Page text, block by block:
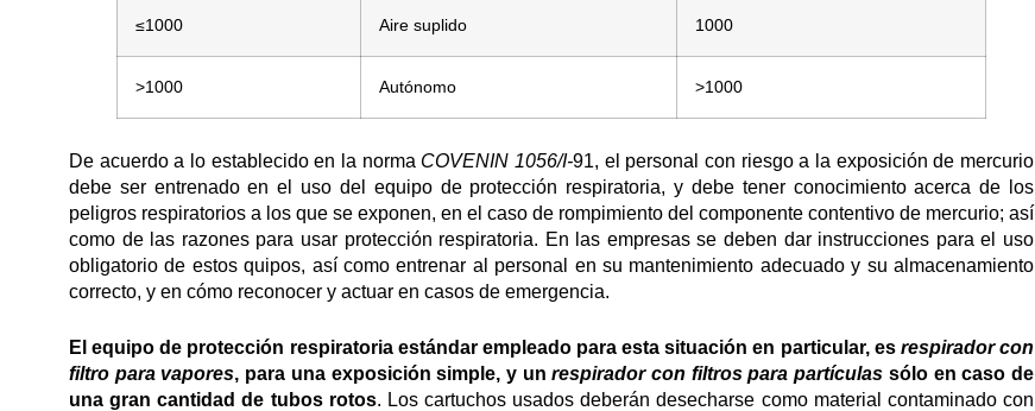
≤1000 Aire suplido 1000
>1000 Autónomo >1000
De acuerdo a lo establecido en la norma COVENIN 1056/I-91, el personal con riesgo a la exposición de mercurio
debe ser entrenado en el uso del equipo de protección respiratoria, y debe tener conocimiento acerca de los
peligros respiratorios a los que se exponen, en el caso de rompimiento del componente contentivo de mercurio; así
como de las razones para usar protección respiratoria. En las empresas se deben dar instrucciones para el uso
obligatorio de estos quipos, así como entrenar al personal en su mantenimiento adecuado y su almacenamiento
correcto, y en cómo reconocer y actuar en casos de emergencia.
El equipo de protección respiratoria estándar empleado para esta situación en particular, es respirador con
filtro para vapores, para una exposición simple, y unrespirador con filtros para partículas sólo en caso de
una gran cantidad de tubos rotos. Los cartuchos usados deberán desecharse como material contaminado con